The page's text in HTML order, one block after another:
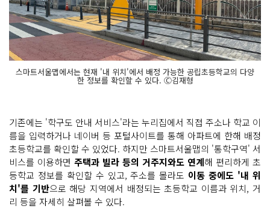
스마트서울맵에서는 현재 '내 위치'에서 배정 가능한 공립초등학교의 다양
한 정보를 확인할 수 있다. Ⓒ김재형
기존에는 '학구도 안내 서비스'라는 누리집에서 직접 주소나 학교 이
름을 입력하거나 네이버 등 포털사이트를 통해 아파트에 한해 배정
초등학교를 확인할 수 있었다. 하지만 스마트서울맵의 '통학구역' 서
비스를 이용하면 주택과 빌라 등의 거주지와도 연계해 편리하게 초
등학교 정보를 확인할 수 있고, 주소를 몰라도 이동 중에도 '내 위
치'를 기반으로 해당 지역에서 배정되는 초등학교 이름과 위치, 거
리 등을 자세히 살펴볼 수 있다.